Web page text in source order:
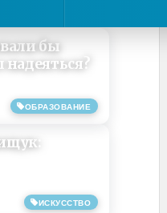
ОБРАЗОВАНИЕ
бы
ИСКУССТВО